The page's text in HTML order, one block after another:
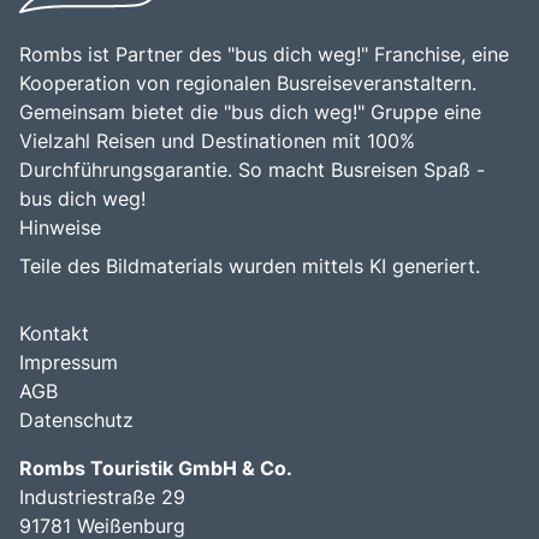
Rombs ist Partner des "bus dich weg!" Franchise, eine
Kooperation von regionalen Busreiseveranstaltern.
Gemeinsam bietet die "bus dich weg!" Gruppe eine
Vielzahl Reisen und Destinationen mit 100%
Durchführungsgarantie. So macht Busreisen Spaß -
bus dich weg!
Hinweise
Teile des Bildmaterials wurden mittels KI generiert.
Kontakt
Impressum
AGB
Datenschutz
Rombs Touristik GmbH & Co.
Industriestraße 29
91781 Weißenburg